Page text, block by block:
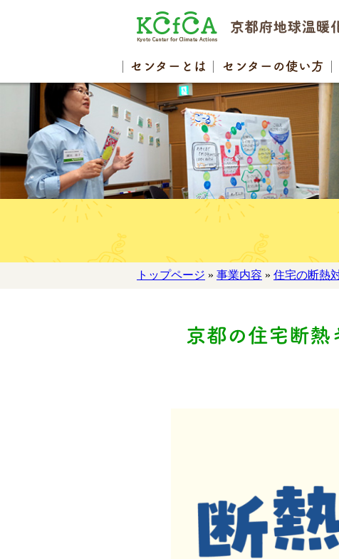
センター とは センターの使い方
トップページ » 事業内容 » 住宅の断熱
京都の住宅断